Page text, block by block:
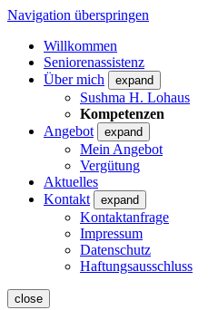
Navigation überspringen
Willkommen
Seniorenassistenz
Über mich
expand
Sushma H. Lohaus
Kompetenzen
Angebot
expand
Mein Angebot
Vergütung
Aktuelles
Kontakt
expand
Kontaktanfrage
Impressum
Datenschutz
Haftungsausschluss
close